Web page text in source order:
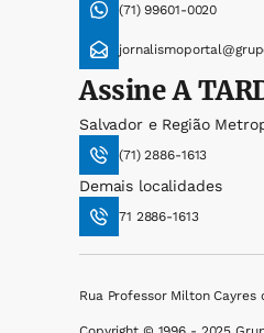
(71) 99601-0020
AssineA
Salvador e Região
(71) 2886-1613
Demais localidades
71 2886-1613
Rua Professor Milton